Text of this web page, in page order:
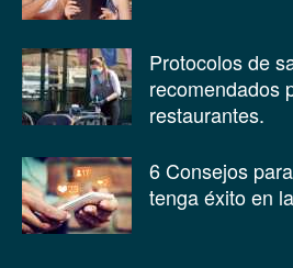
Protocolos de
recomendados
restaurantes.
6 Consejos
tenga éxito en